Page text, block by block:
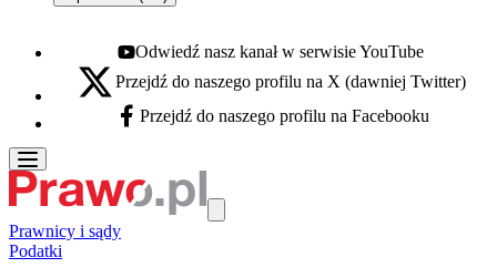
Youtube - otwiera się w nowej karcie
Odwiedź nasz kanał w serwisie YouTube
X - otwiera się w nowej karcie
Przejdź do naszego profilu na X (dawniej Twitter)
Facebook - otwiera się w nowej karcie
Przejdź do naszego profilu na Facebooku
Prawnicy i sądy
Podatki